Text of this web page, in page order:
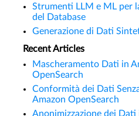
Strumenti LLM e ML per
del Database
Generazione di Dati
Recent Articles
Mascheramento Dati in
OpenSearch
Conformità dei Dati
Amazon OpenSearch
Anonimizzazione dei Dati